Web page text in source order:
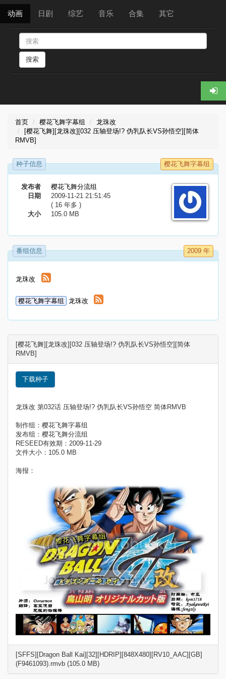
动画 日剧 综艺 音乐 合集 其它
搜索
首页 樱花飞舞字幕组
龙珠改
[樱花飞舞][龙珠改][032 压轴登场!? 伪乳队长VS孙悟空][简体
RMVB]
种子信息 樱花飞舞字幕组
发布者
樱花飞舞分流组
日期
2009-11-21 21:51:45
( 16 年多 )
大小
105.0 MB
番组信息 2009 年
龙珠改
樱花飞舞字幕组 龙珠改
[樱花飞舞][龙珠改][032 压轴登场!? 伪乳队长VS孙悟空][简体
RMVB]
下载种子
龙珠改 第032话 压轴登场!? 伪乳队长VS孙悟空 简体RMVB
制作组：樱花飞舞字幕组
发布组：樱花飞舞分流组
RESEED有效期：2009-11-29
文件大小：105.0 MB
海报：
[SFFS][Dragon Ball Kai][32][HDRIP][848X480][RV10_AAC][GB]
(F9461093).rmvb (105.0 MB)